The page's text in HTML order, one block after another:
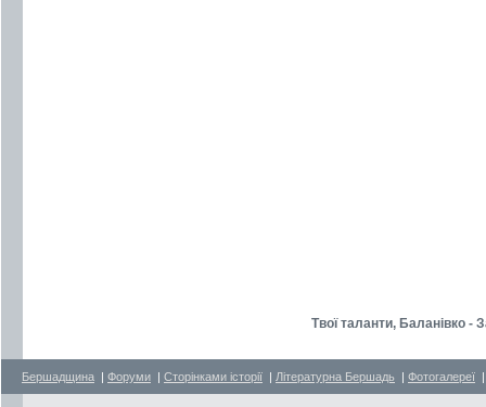
Твої таланти, Баланівко
Бершадщина | Форуми | Сторінками історії | Літературна Бершадь | Фотогалереї